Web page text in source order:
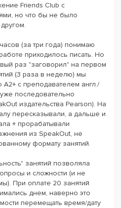
Friends Club с
но что бы не было
(за три года) понимаю
приходилось писать. Но
раз "заговорил" на первом
(3 раза в неделю) мы
с преподавателем англ./
последовательно
издательства Pearson). На
пересказывали, а дальше и
+ прорабатывали
из SpeakOut, не
формату занятий.
занятий позволяла
и сложности (и не
При оплате 20 занятий
днем, наверно это
перемещать время/дату